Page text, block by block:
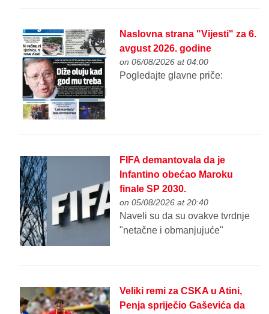
Naslovna strana "Vijesti" za 6.
avgust 2026. godine
on 06/08/2026 at 04:00
Pogledajte glavne priče:
FIFA demantovala da je
Infantino obećao Maroku
finale SP 2030.
on 05/08/2026 at 20:40
Naveli su da su ovakve tvrdnje
"netačne i obmanjujuće"
Veliki remi za CSKA u Atini,
Penja spriječio Gaševića da